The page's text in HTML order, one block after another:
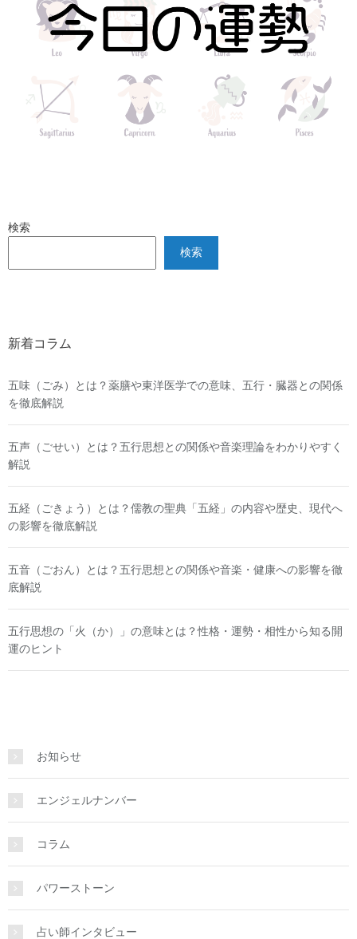
検索
検索
新着コラム
五味（ごみ）とは？薬膳や東洋医学での意味、五行・臓器との関係
を徹底解説
五声（ごせい）とは？五行思想との関係や音楽理論をわかりやすく
解説
五経（ごきょう）とは？儒教の聖典「五経」の内容や歴史、現代へ
の影響を徹底解説
五音（ごおん）とは？五行思想との関係や音楽・健康への影響を徹
底解説
五行思想の「火（か）」の意味とは？性格・運勢・相性から知る開
運のヒント
お知らせ
エンジェルナンバー
コラム
パワーストーン
占い師インタビュー